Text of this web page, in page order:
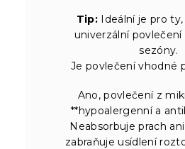
Tip: Ideální je pro
univerzální povlečení
sezóny.
Je povlečení vhodné
Ano, povlečení z
**hypoalergenní a
Neabsorbuje prach
zabraňuje usídlení